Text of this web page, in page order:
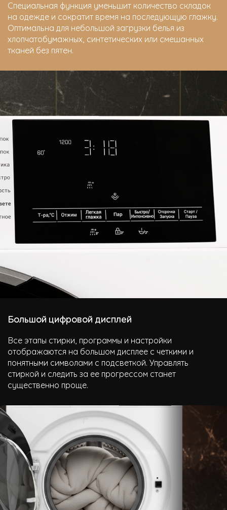
Специальная функция уменьшит количество складок
на одежде и сократит время на последующую глажку.
Оптимальна для небольшой загрузки белья из
хлопчатобумажных, синтетических или смешанных
тканей без пятен.
Большой цифровой дисплей
Все этапы стирки, программы и настройки
отображаются на большом дисплее с четкими и
понятными символами с подсветкой. Управлять
стиркой и следить за ее прогрессом станет
существенно проще.